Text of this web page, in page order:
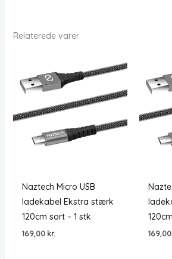
Relaterede varer
Naztech Micro USB
ladekabel Ekstra stærk
120cm sort – 1 stk
169,00 kr. 169,00